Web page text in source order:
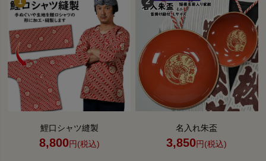
鯉口シャツ縫製
8,800円(税込)
名入れ朱盃
3,850円(税込)